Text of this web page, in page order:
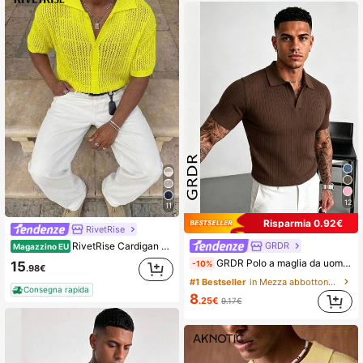
4.86 606K Follower
11
RivetRise
Magazzino EU RivetRise Cardigan da uomo a maniche corte monocolore con chiusura monopetto e lavorazione a maglia traforata
15.98€
Consegna rapida
12
Risparmia 0.92€
GRDR
-10% GRDR Polo a maglia da uomo per l'estate, a maniche corte, colletto in maglia, tinta unita, adatto per uscite estive, essenziale per un outfit alla moda
#1 Bestseller in Mezza abbottonatura Maglie da uomo
8.25€ 9.17€